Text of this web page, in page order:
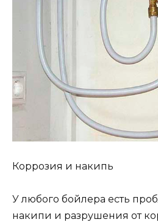
Коррозия и накипь
У любого бойлера есть
накипи и разрушения от